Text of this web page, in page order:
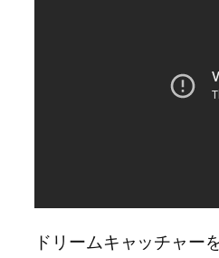
ドリームキャッチャー